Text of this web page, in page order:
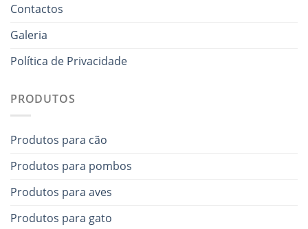
Contactos
Galeria
Política de Privacidade
PRODUTOS
Produtos para cão
Produtos para pombos
Produtos para aves
Produtos para gato